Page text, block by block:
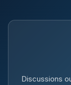
Discussions